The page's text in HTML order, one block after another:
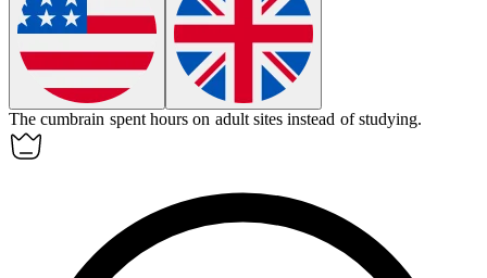
Thecumbrain spent hours on adult sites instead of studying.